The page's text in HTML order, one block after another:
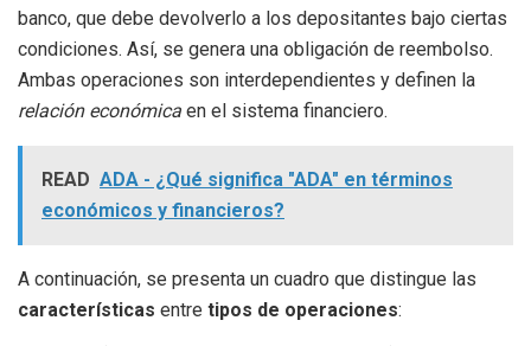
banco, que debe devolverlo a los depositantes bajo ciertas
condiciones. Así, se genera una obligación de reembolso.
Ambas operaciones son interdependientes y definen la
relación económica en el sistema financiero.
READ ADA - ¿Qué significa "ADA" en términos
económicos y financieros?
A continuación, se presenta un cuadro que distingue las
características entre tipos de operaciones: